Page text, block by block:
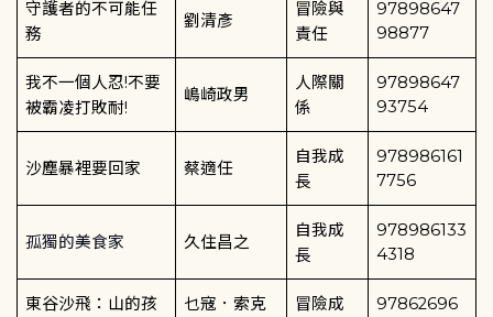
守護者的不可能任
務
劉清彥
冒險與
責任
97898647
98877
我不一個人忍!不要
被霸凌打敗耐!
嶋崎政男
人際關
係
97898647
93754
沙塵暴裡要回家 蔡適任
自我成
長
978986161
7756
孤獨的美食家 久住昌之
自我成
長
978986133
4318
東谷沙飛：山的孩
乜寇．索克
冒險成
97862696